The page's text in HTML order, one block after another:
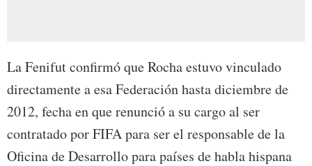
La Fenifut confirmó que Rocha estuvo vinculado
directamente a esa Federación hasta diciembre de
2012, fecha en que renunció a su cargo al ser
contratado por FIFA para ser el responsable de la
Oficina de Desarrollo para países de habla hispana